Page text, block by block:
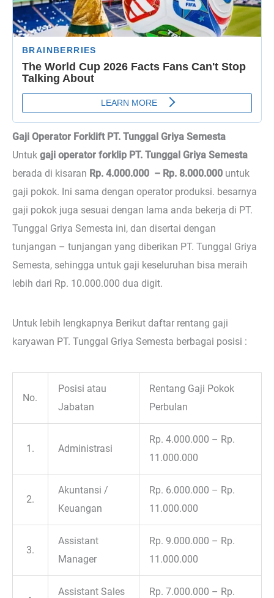
Gaji Operator Forklift PT. Tunggal Griya Semesta
Untuk gaji operator forklip PT. Tunggal Griya Semesta
berada di kisaran Rp. 4.000.000 – Rp. 8.000.000 untuk
gaji pokok. Ini sama dengan operator produksi. besarnya
gaji pokok juga sesuai dengan lama anda bekerja di PT.
Tunggal Griya Semesta ini, dan disertai dengan
tunjangan – tunjangan yang diberikan PT. Tunggal Griya
Semesta, sehingga untuk gaji keseluruhan bisa meraih
lebih dari Rp. 10.000.000 dua digit.
Untuk lebih lengkapnya Berikut daftar rentang gaji
karyawan PT. Tunggal Griya Semesta berbagai posisi :
No.
Posisi atau
Jabatan
Rentang Gaji Pokok
Perbulan
1. Administrasi
Rp. 4.000.000 – Rp.
11.000.000
2.
Akuntansi /
Keuangan
Rp. 6.000.000 – Rp.
11.000.000
3.
Assistant
Manager
Rp. 9.000.000 – Rp.
11.000.000
Assistant Sales Rp. 7.000.000 – Rp.